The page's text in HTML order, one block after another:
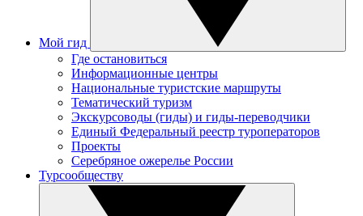
Мой гид
Где остановиться
Информационные центры
Национальные туристские маршруты
Тематический туризм
Экскурсоводы (гиды) и гиды-переводчики
Единый Федеральный реестр туроператоров
Проекты
Серебряное ожерелье России
Турсообществу